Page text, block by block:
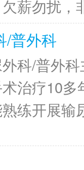
薪勿扰，
/普外科
科/普外
治疗10
练开展输